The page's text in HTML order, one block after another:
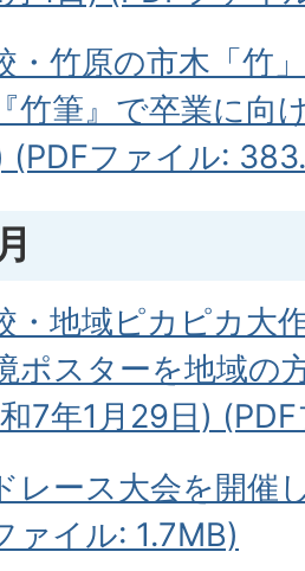
・竹原の市木「竹
竹筆』で卒業に向
(PDFファイル:
・地域ピカピカ大
ポスターを地域の
7年1月29日)
レース大会を開催
ァイル: 1.7MB)